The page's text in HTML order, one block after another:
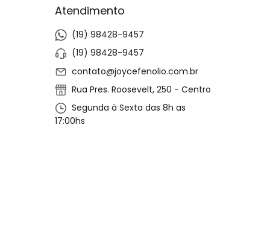
Atendimento
(19) 98428-9457
(19) 98428-9457
contato@joycefenolio.com.br
Rua Pres. Roosevelt, 250 - Centro
Segunda à Sexta das 8h as
17:00hs